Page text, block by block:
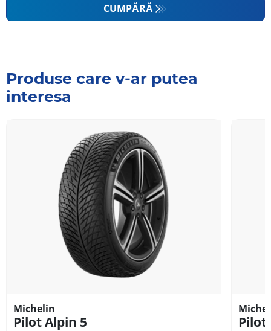
CUMPĂRĂ
Produse care v-ar putea
interesa
Michelin
Pilot Alpin 5 Pilot